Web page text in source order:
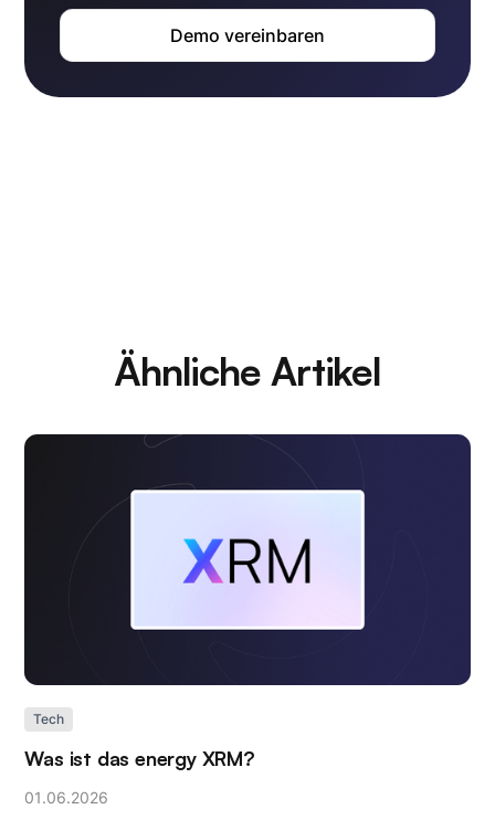
Demo vereinbaren
Ähnliche Artikel
Tech
Was ist das energy XRM?
01.06.2026